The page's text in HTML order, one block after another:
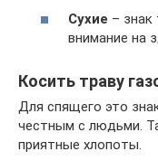
Сухие – знак
внимание на
Косить траву
Для спящего это
честным с людьми.
приятные хлопоты.